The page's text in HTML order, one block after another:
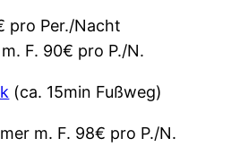
pro Per./Nacht
F. 90€ pro P./N.
(ca. 15min Fußweg)
m. F. 98€ pro P./N.